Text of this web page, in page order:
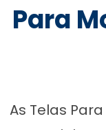
Para
As Telas